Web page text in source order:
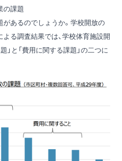
の課題
あるのでしょうか。学校開放の
る調査結果では、学校体育施設開
」と「費用に関する課題」の二つに